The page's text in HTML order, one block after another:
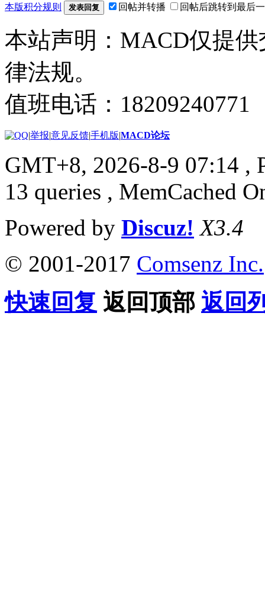
本版积分规则 发表回复 回帖并转播 回帖后跳转到最后
本站声明：MACD仅提
律法规。
值班电话：
|举报|意见反馈|手机版|MACD论坛
GMT+8, 2026-8-9 07:14 ,
13 queries , MemCached
Powered by Discuz! X3.4
© 2001-2017 Comsenz Inc.
快速回复 返回顶部 返回